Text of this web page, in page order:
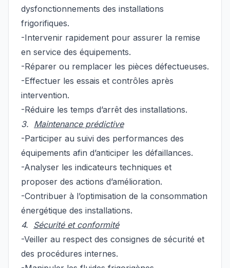
dysfonctionnements des installations
frigorifiques.
-Intervenir rapidement pour assurer la remise
en service des équipements.
-Réparer ou remplacer les pièces défectueuses.
-Effectuer les essais et contrôles après
intervention.
-Réduire les temps d’arrêt des installations.
3. Maintenance prédictive
-Participer au suivi des performances des
équipements afin d’anticiper les défaillances.
-Analyser les indicateurs techniques et
proposer des actions d’amélioration.
-Contribuer à l’optimisation de la consommation
énergétique des installations.
4. Sécurité et conformité
-Veiller au respect des consignes de sécurité et
des procédures internes.